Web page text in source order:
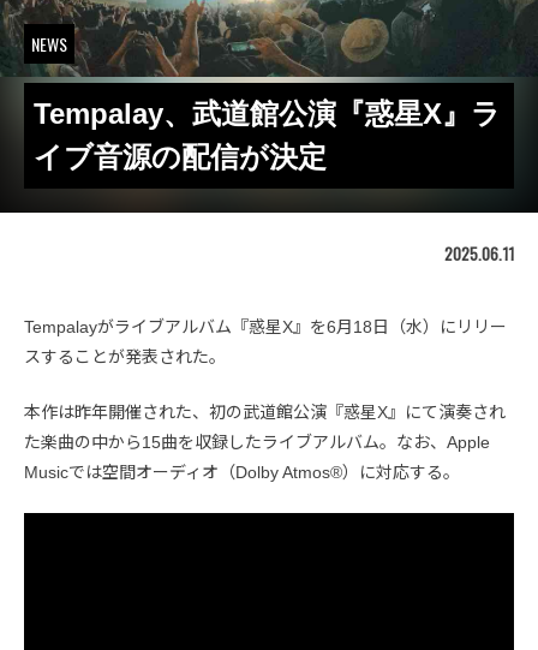
NEWS
Tempalay、武道館公演『惑星X』ラ
イブ音源の配信が決定
2025.06.11
Tempalayがライブアルバム『惑星X』を6月18日（水）にリリー
スすることが発表された。
本作は昨年開催された、初の武道館公演『惑星X』にて演奏され
た楽曲の中から15曲を収録したライブアルバム。なお、Apple
Musicでは空間オーディオ（Dolby Atmos®）に対応する。